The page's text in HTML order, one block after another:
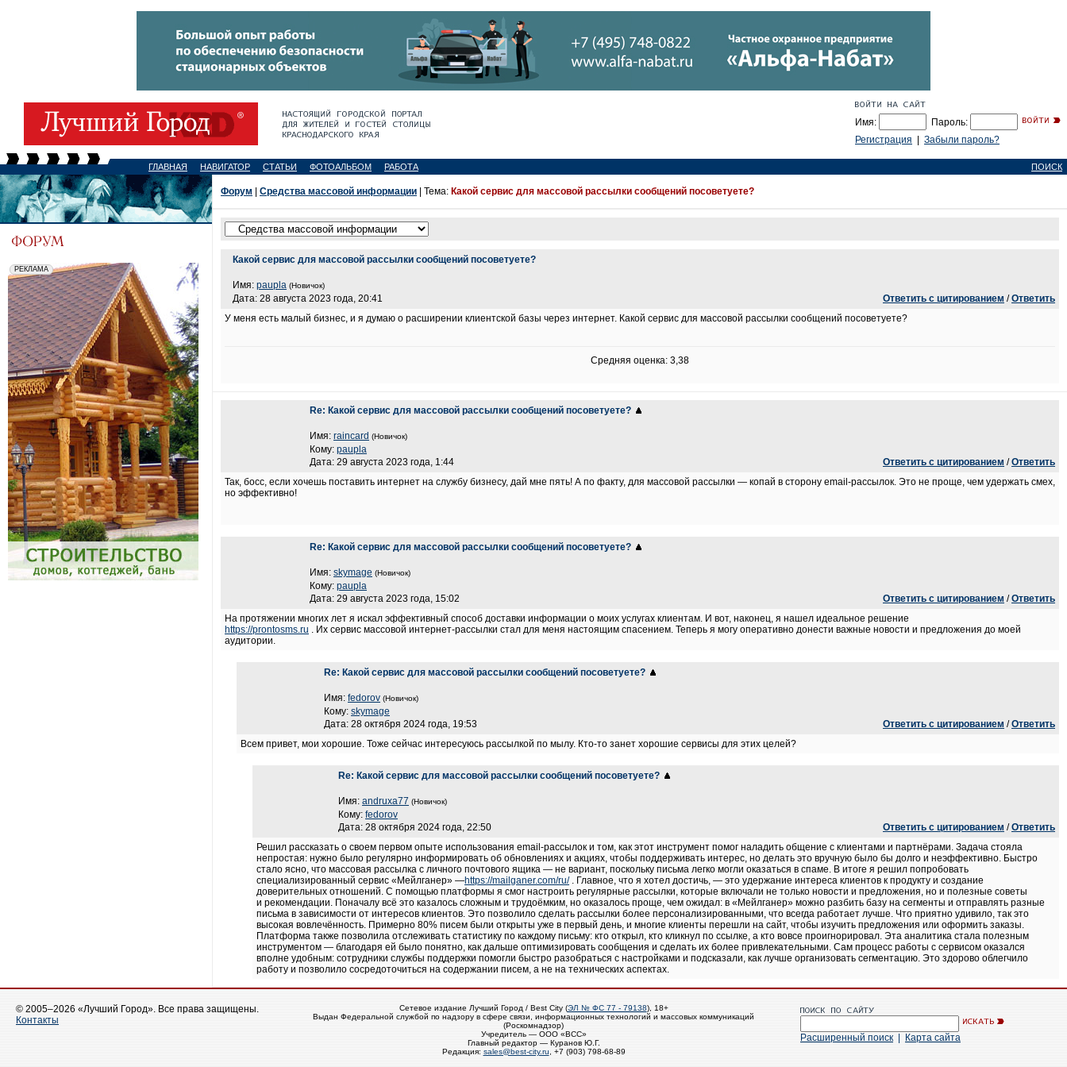
Имя:
Пароль:
Регистрация
Забыли пароль?
ГЛАВНАЯ НАВИГАТОР СТАТЬИ ФОТОАЛЬБОМ РАБОТА ПОИСК
Форум Средства массовой информации | Тема: Какой сервис для массовой рассылки сообщений посоветуете?
Какой сервис для массовой рассылки сообщений посоветуете?
Имя: paupla (Новичок)
Дата: 28 августа 2023 года, 20:41 Ответить с цитированием /Ответить
У меня есть малый бизнес, и я думаю о расширении клиентской базы через интернет. Какой сервис для массовой рассылки сообщений посоветуете?
Средняя оценка: 3,38
Re: Какой сервис для массовой рассылки сообщений посоветуете?
Имя: raincard (Новичок)
Кому: paupla
Дата: 29 августа 2023 года, 1:44
Ответить с цитированием /Ответить
Так, босс, если хочешь поставить интернет на службу бизнесу, дай мне пять! А по факту, для массовой рассылки — копай в сторону email-рассылок. Это не проще, чем удержать смех,
но эффективно!
Re: Какой сервис для массовой рассылки сообщений посоветуете?
Имя: skymage (Новичок)
Кому: paupla
Дата: 29 августа 2023 года, 15:02
Ответить с цитированием /Ответить
На протяжении многих лет я искал эффективный способ доставки информации о моих услугах клиентам. И вот, наконец, я нашел идеальное решение
https://prontosms.ru . Их сервис массовой интернет-рассылки стал для меня настоящим спасением. Теперь я могу оперативно донести важные новости и предложения до моей
аудитории.
Re: Какой сервис для массовой рассылки сообщений посоветуете?
Имя: fedorov (Новичок)
Кому: skymage
Дата: 28 октября 2024 года, 19:53
Ответить с цитированием /Ответить
Всем привет, мои хорошие. Тоже сейчас интересуюсь рассылкой по мылу. Кто-то занет хорошие сервисы для этих целей?
Re: Какой сервис для массовой рассылки сообщений посоветуете?
Имя: andruxa77 (Новичок)
Кому: fedorov
Дата: 28 октября 2024 года, 22:50
Ответить с цитированием /Ответить
Решил рассказать о своем первом опыте использования email-рассылок и том, как этот инструмент помог наладить общение с клиентами и партнёрами. Задача стояла
непростая: нужно было регулярно информировать об обновлениях и акциях, чтобы поддерживать интерес, но делать это вручную было бы долго и неэффективно. Быстро
стало ясно, что массовая рассылка с личного почтового ящика — не вариант, поскольку письма легко могли оказаться в спаме. В итоге я решил попробовать
специализированный сервис «Мейлганер» —https://mailganer.com/ru/. Главное, что я хотел достичь, — это удержание интереса клиентов к продукту и создание
доверительных отношений. С помощью платформы я смог настроить регулярные рассылки, которые включали не только новости и предложения, но и полезные советы
и рекомендации. Поначалу всё это казалось сложным и трудоёмким, но оказалось проще, чем ожидал: в «Мейлганер» можно разбить базу на сегменты и отправлять разные
письма в зависимости от интересов клиентов. Это позволило сделать рассылки более персонализированными, что всегда работает лучше. Что приятно удивило, так это
высокая вовлечённость. Примерно 80% писем были открыты уже в первый день, и многие клиенты перешли на сайт, чтобы изучить предложения или оформить заказы.
Платформа также позволила отслеживать статистику по каждому письму: кто открыл, кто кликнул по ссылке, а кто вовсе проигнорировал. Эта аналитика стала полезным
инструментом — благодаря ей было понятно, как дальше оптимизировать сообщения и сделать их более привлекательными. Сам процесс работы с сервисом оказался
вполне удобным: сотрудники службы поддержки помогли быстро разобраться с настройками и подсказали, как лучше организовать сегментацию. Это здорово облегчило
работу и позволило сосредоточиться на содержании писем, а не на технических аспектах.
© 2005–2026 «Лучший Город». Все права защищены.
Контакты
Сетевое издание Лучший Город / Best City (ЭЛ № ФС 77 - 79138), 18+
Выдан Федеральной службой по надзору в сфере связи, информационных технологий и массовых коммуникаций
(Роскомнадзор)
Учредитель — ООО «ВСС»
Главный редактор — Куранов Ю.Г.
Редакция: sales@best-city.ru , +7 (903) 798-68-89
Расширенный поиск Карта сайта